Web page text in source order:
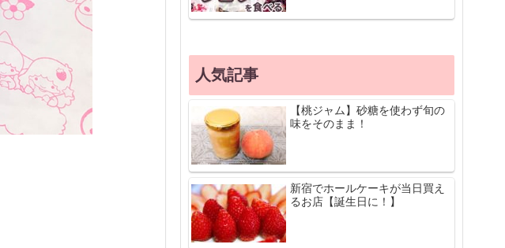
人気記事
【桃ジャム】砂糖を使わず旬の
味をそのまま！
新宿でホールケーキが当日買え
るお店【誕生日に！】